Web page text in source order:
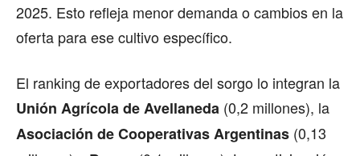
2025. Esto refleja menor demanda o cambios en la
oferta para ese cultivo específico.
El ranking de exportadores del sorgo lo integran la
Unión Agrícola de Avellaneda (0,2 millones), la
Asociación de Cooperativas Argentinas (0,13